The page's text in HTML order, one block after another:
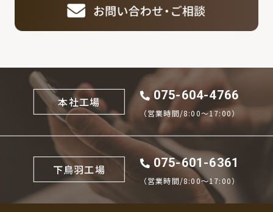
本社工場 075-604-4766
（営業時間/8:00〜17:00）
下鳥羽工場 075-601-6361
（営業時間/8:00〜17:00）